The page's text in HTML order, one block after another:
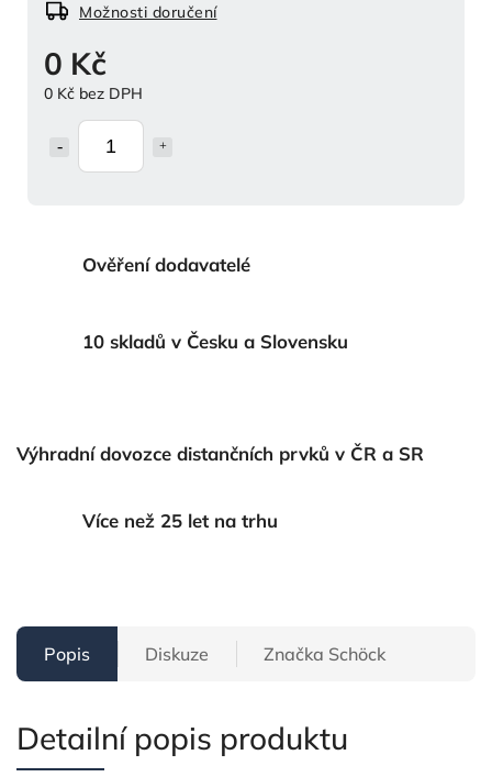
0 Kč
0 Kč bez DPH
Možnosti doručení
Ověření dodavatelé
10 skladů v Česku a Slovensku
Výhradní dovozce distančních prvků v ČR a SR
Více než 25 let na trhu
Popis Diskuze Značka Schöck
Detailní popis produktu